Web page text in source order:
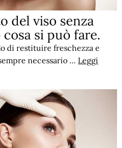
del viso senza
si può fare.
di restituire freschezza e
necessario … Leggi